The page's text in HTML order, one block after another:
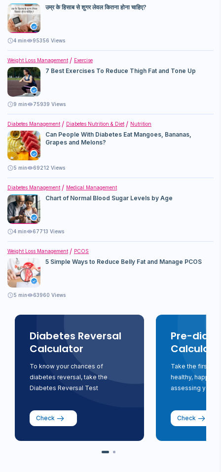
उम्र के हिसाब से शुगर लेवल कितना होना चाहिए?
4 min 95356 Views
Weight Loss Management Exercise
7 Best Exercises To Reduce Thigh Fat and Tone Up
9 min 75939 Views
Diabetes Management Diabetes Nutrition & Diet Nutrition
Can People With Diabetes Eat Mangoes, Bananas,
Grapes and Melons?
5 min 69212 Views
Diabetes Management Medical Management
Chart of Normal Blood Sugar Levels by Age
4 min 67713 Views
Weight Loss Management PCOS
5 Simple Ways to Reduce Belly Fat and Manage PCOS
5 min 63960 Views
Diabetes Reversal
Calculator
To know your chances of
diabetes reversal, take the
Diabetes Reversal Test
Check
Pre-
Take the first
healthy, happy
assessing your
Check